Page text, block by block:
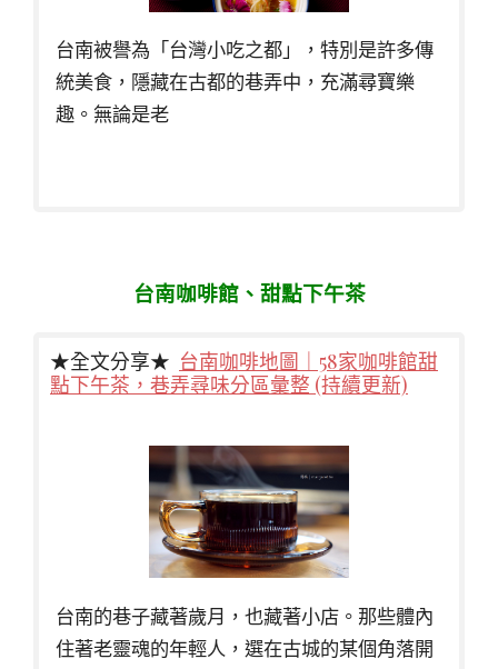
台南被譽為「台灣小吃之都」，特別是許多傳
統美食，隱藏在古都的巷弄中，充滿尋寶樂
趣。無論是老
台南咖啡館、甜點下午茶
★全文分享★ 台南咖啡地圖｜58家咖啡館甜
點下午茶，巷弄尋味分區彙整 (持續更新)
台南的巷子藏著歲月，也藏著小店。那些體內
住著老靈魂的年輕人，選在古城的某個角落開